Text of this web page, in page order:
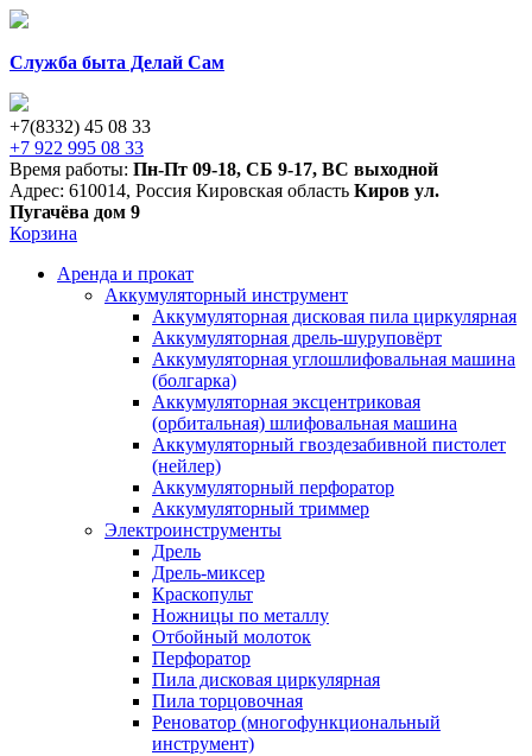
Служба быта Делай Сам
+7(8332) 45 08 33
+7 922 995 08 33
Время работы: Пн-Пт 09-18, СБ 9-17, ВС выходной
Адрес: 610014, Россия Кировская область Киров ул.
Пугачёва дом 9
Корзина
Аренда и прокат
Аккумуляторный инструмент
Аккумуляторная дисковая пила циркулярная
Аккумуляторная дрель-шуруповёрт
Аккумуляторная углошлифовальная машина
(болгарка)
Аккумуляторная эксцентриковая
(орбитальная) шлифовальная машина
Аккумуляторный гвоздезабивной пистолет
(нейлер)
Аккумуляторный перфоратор
Аккумуляторный триммер
Электроинструменты
Дрель
Дрель-миксер
Краскопульт
Ножницы по металлу
Отбойный молоток
Перфоратор
Пила дисковая циркулярная
Пила торцовочная
Реноватор (многофункциональный
инструмент)